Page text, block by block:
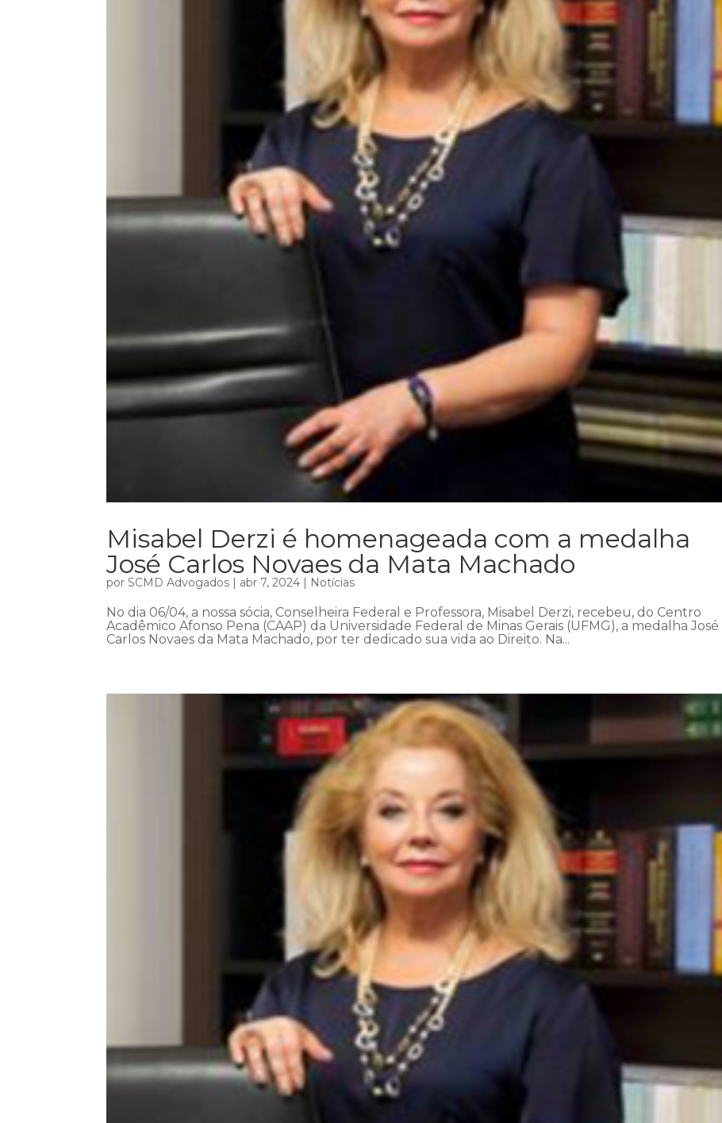
Misabel Derzi é homenageada com a medalha
José Carlos Novaes da Mata Machado
porSCMD Advogados | abr 7, 2024 | Notícias
No dia 06/04, a nossa sócia, Conselheira Federal e Professora, Misabel Derzi, recebeu, do Centro
Acadêmico Afonso Pena (CAAP) da Universidade Federal de Minas Gerais (UFMG), a medalha José
Carlos Novaes da Mata Machado, por ter dedicado sua vida ao Direito. Na...